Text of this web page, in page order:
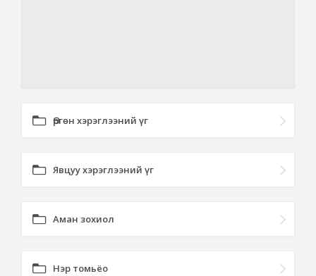
Өргөн хэрэглээний үг
Явцуу хэрэглээний үг
Аман зохиол
Нэр томьёо